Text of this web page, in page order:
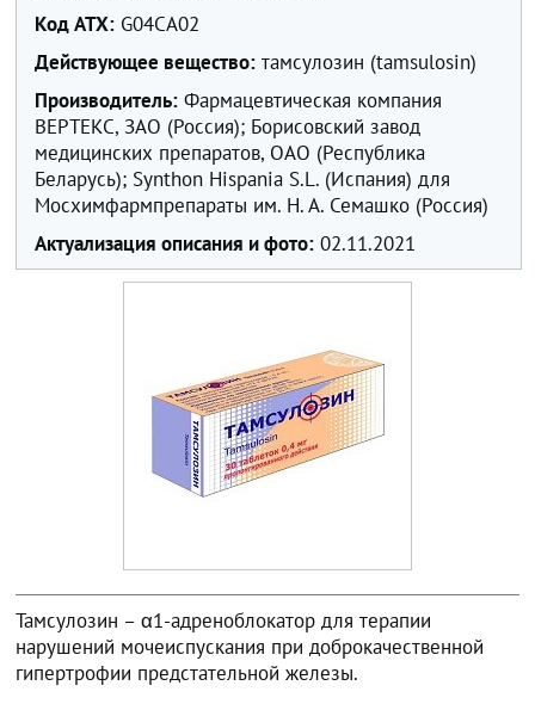
Код ATX: G04CA02
Действующее вещество: тамсулозин (tamsulosin)
Производитель: Фармацевтическая компания
ВЕРТЕКС, ЗАО (Россия); Борисовский завод
медицинских препаратов, ОАО (Республика
Беларусь); Synthon Hispania S.L. (Испания) для
Мосхимфармпрепараты им. Н. А. Семашко (Россия)
Актуализация описания и фото: 02.11.2021
Тамсулозин – α1-адреноблокатор для терапии
нарушений мочеиспускания при доброкачественной
гипертрофии предстательной железы.